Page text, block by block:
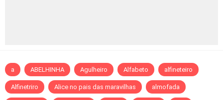
a ABELHINHA Agulheiro Alfabeto alfineteiro
Alfinetriro Alice no pais das maravilhas almofada